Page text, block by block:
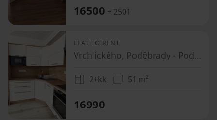
16500 + 2501
FLAT TO RENT
Vrchlického, Poděbrady - Poděbrady, Středočeský Region
2+kk 51 m²
16990